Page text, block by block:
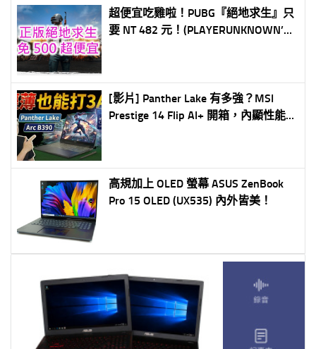
超便宜吃雞啦！PUBG『絕地求生』只
要 NT 482 元！(PLAYERUNKNOWN’S
[影片] Panther Lake 有多強？MSI
Prestige 14 Flip AI+ 開箱，內顯性能直
高規加上 OLED 螢幕 ASUS ZenBook
Pro 15 OLED (UX535) 內外皆美！